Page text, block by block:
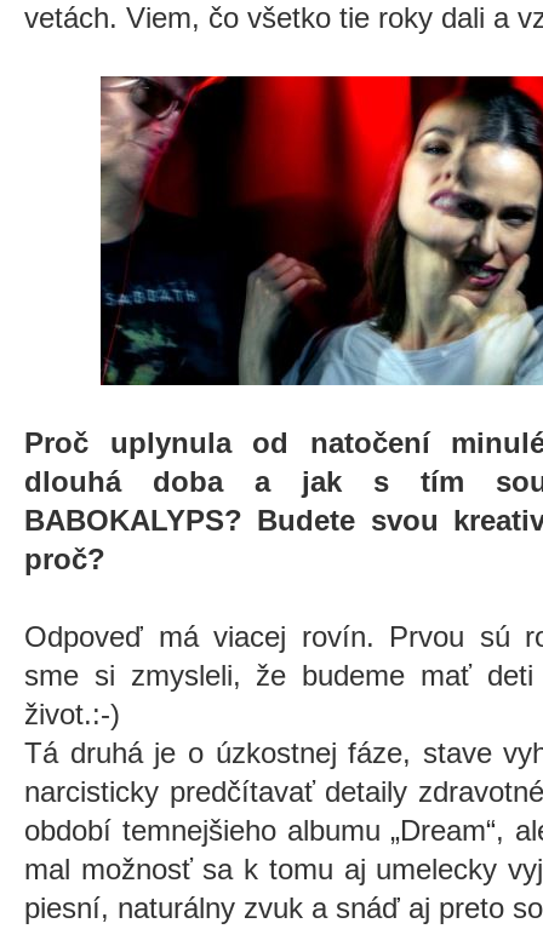
vetách. Viem, čo všetko tie roky dali a
Proč uplynula od natočení
dlouhá doba a jak s tím
BABOKALYPS? Budete svou
proč?
Odpoveď má viacej rovín. Prvou sú
sme si zmysleli, že budeme mať
život.:-)
Tá druhá je o úzkostnej fáze, stave
narcisticky predčítavať detaily
období temnejšieho albumu „Dream“,
mal možnosť sa k tomu aj umelecky
piesní, naturálny zvuk a snáď aj preto